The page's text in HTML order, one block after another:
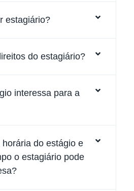
estagiário?
do estagiário?
interessa para a
do estágio e
o estagiário pode